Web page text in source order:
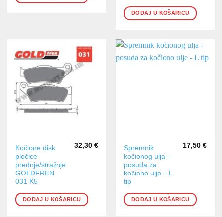
DODAJ U KOŠARICU
Kočione disk
pločice
prednje/stražnje
GOLDFREN
031 K5
32,30 €
DODAJ U KOŠARICU
Spremnik
kočionog ulja –
posuda za
kočiono ulje – L
tip
17,50 €
DODAJ U KOŠARICU